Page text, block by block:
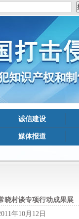
诚信建设
媒体报道
晓村谈专项行动成果展
年10月12日